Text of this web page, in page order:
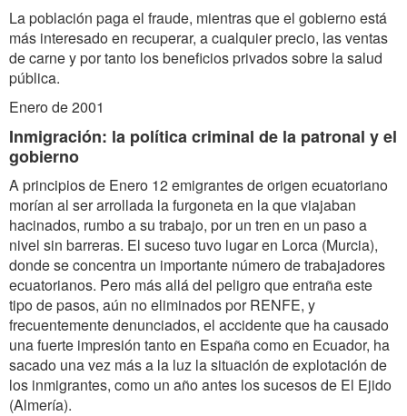
La población paga el fraude, mientras que el gobierno está
más interesado en recuperar, a cualquier precio, las ventas
de carne y por tanto los beneficios privados sobre la salud
pública.
Enero de 2001
Inmigración: la política criminal de la patronal y el
gobierno
A principios de Enero 12 emigrantes de origen ecuatoriano
morían al ser arrollada la furgoneta en la que viajaban
hacinados, rumbo a su trabajo, por un tren en un paso a
nivel sin barreras. El suceso tuvo lugar en Lorca (Murcia),
donde se concentra un importante número de trabajadores
ecuatorianos. Pero más allá del peligro que entraña este
tipo de pasos, aún no eliminados por RENFE, y
frecuentemente denunciados, el accidente que ha causado
una fuerte impresión tanto en España como en Ecuador, ha
sacado una vez más a la luz la situación de explotación de
los inmigrantes, como un año antes los sucesos de El Ejido
(Almería).